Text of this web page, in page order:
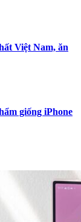
Việt Nam, ăn
giống iPhone